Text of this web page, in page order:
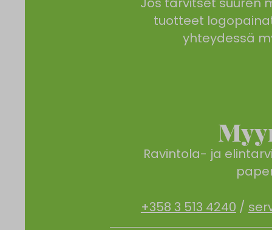
tuotteet
yhteydessä
Ravintola- ja
+358 3 513 4240 /